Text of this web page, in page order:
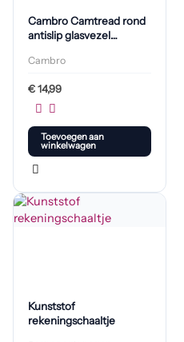
Cambro Camtread rond
antislip glasvezel
Cambro
€14,99
Toevoegen aan
winkelwagen
Kunststof
rekeningschaaltje